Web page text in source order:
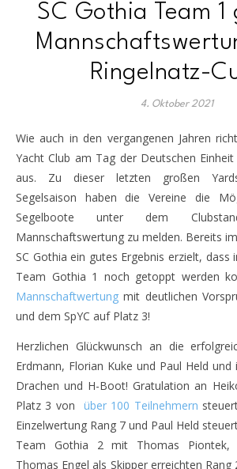
SC Gothia Team 1
Ringelnatz-
4. Oktober 2021
Wie auch in den vergangenen Jahren richtete der Potsdamer
Yacht Club am Tag der Deutschen Einheit
aus. Zu dieser letzten großen
Segelsaison haben die Vereine die
Segelboote unter dem
Mannschaftswertung zu melden. Bereits
SC Gothia ein gutes Ergebnis erzielt, dass
Team Gothia 1 noch getoppt werden
Mannschaftwertung mit deutlichen
und dem SpYC auf Platz 3!
Herzlichen Glückwunsch an die
Erdmann, Florian Kuke und Paul Held
Drachen und H-Boot! Gratulation an
Platz 3 von über 100 Teilnehmern
Einzelwertung Rang 7 und Paul Held
Team Gothia 2 mit Thomas Piontek,
Thomas Engel als Skipper erreichten Rang